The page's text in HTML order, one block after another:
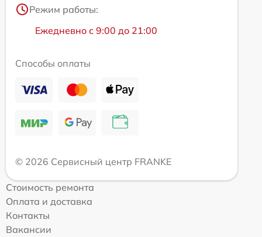
Режим работы:
Ежедневно с 9:00 до 21:00
Способы оплаты
© 2026 Сервисный центр FRANKE
Стоимость ремонта
Оплата и доставка
Контакты
Вакансии